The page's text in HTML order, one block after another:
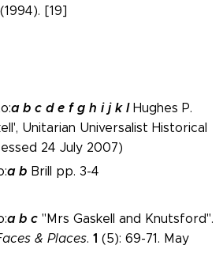
[19]
a b c d e f g h i j k lHughes P.
Unitarian Universalist Historical
24 July 2007)
a b Brill pp. 3-4
a b c "Mrs Gaskell and Knutsford".
& Places. 1 (5): 69-71. May